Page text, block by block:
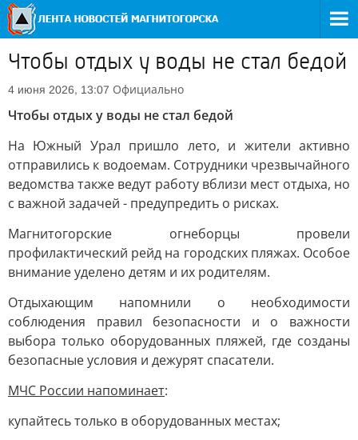
Чтобы отдых у воды не стал бедой
4 июня 2026, 13:07 Официально
Чтобы отдых у воды не стал бедой
На Южный Урал пришло лето, и жители активно
отправились к водоемам. Сотрудники чрезвычайного
ведомства также ведут работу вблизи мест отдыха, но
с важной задачей - предупредить о рисках.
Магнитогорские огнеборцы провели
профилактический рейд на городских пляжах. Особое
внимание уделено детям и их родителям.
Отдыхающим напомнили о необходимости
соблюдения правил безопасности и о важности
выбора только оборудованных пляжей, где созданы
безопасные условия и дежурят спасатели.
МЧС России напоминает:
купайтесь только в оборудованных местах;